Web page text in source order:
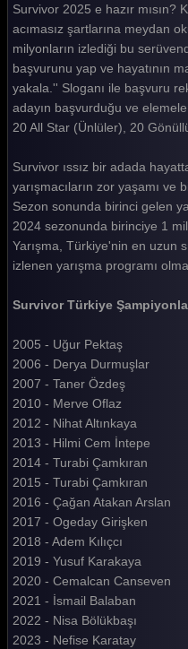
Survivor 2025 119.
Survivor 2025 118. Bölüm
Survivor 2025 117.
Survivor 2025 116.
Survivor 2025 114. Bölüm
Survivor 2025 113.
Survivor 2025 112.
Survivor 2025 109. Bölüm
Survivor 2025 108. Bölüm
Survivor 2025 107. Bölüm
Survivor 2025 106. Bölüm
Survivor 2025 105. Bölüm
Survivor 2025 104. Bölüm
Survivor 2025 103. Bölüm
Survivor 2025 102. Bölüm
Survivor 2025 101. Bölüm
Survivor 2025 100. Bölüm
Survivor 2025 e hazır mısın?
acımasız şartlarına meydan
milyonların izlediği bu
başvurunu yap ve hayatının
yakala.'' Sloganı ile başvuru
adayın başvurduğu ve
20 All Star (Ünlüler), 20
Survivor ıssız bir adada
yarışmacıların zor yaşamı ve
Sezon sonunda birinci gelen
2024 sezonunda birinciye 1
Yarışma, Türkiye'nin en uzun
izlenen yarışma programı
Survivor Türkiye
2005 - Uğur Pektaş
2006 - Derya Durmuşlar
2007 - Taner Özdeş
2010 - Merve Oflaz
2012 - Nihat Altınkaya
2013 - Hilmi Cem İntepe
2014 - Turabi Çamkıran
2015 - Turabi Çamkıran
2016 - Çağan Atakan Arslan
2017 - Ogeday Girişken
2018 - Adem Kılıçcı
2019 - Yusuf Karakaya
2020 - Cemalcan Canseven
2021 - İsmail Balaban
2022 - Nisa Bölükbaşı
2023 - Nefise Karatay